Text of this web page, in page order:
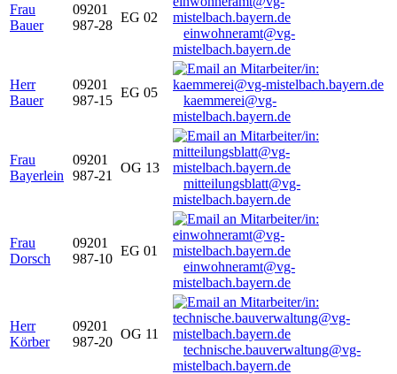
Frau
Bauer
09201
987-28
EG 02
einwohneramt@vg-
mistelbach.bayern.de
Herr
Bauer
09201
987-15
EG 05
kaemmerei@vg-
mistelbach.bayern.de
Frau
Bayerlein
09201
987-21
OG 13
mitteilungsblatt@vg-
mistelbach.bayern.de
Frau
Dorsch
09201
987-10
EG 01
einwohneramt@vg-
mistelbach.bayern.de
Herr
Körber
09201
987-20
OG 11
technische.bauverwaltung@vg-
mistelbach.bayern.de